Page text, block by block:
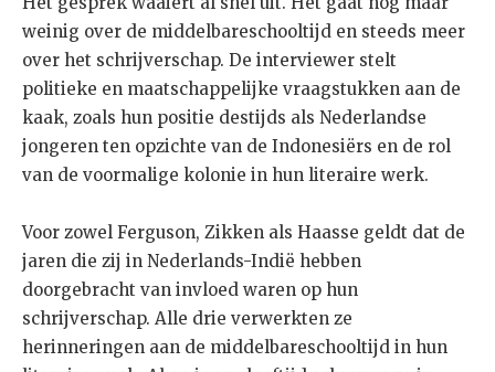
weinig over de middelbareschooltijd en steeds meer
over het schrijverschap. De interviewer stelt
politieke en maatschappelijke vraagstukken aan de
kaak, zoals hun positie destijds als Nederlandse
jongeren ten opzichte van de Indonesiërs en de rol
van de voormalige kolonie in hun literaire werk.
Voor zowel Ferguson, Zikken als Haasse geldt dat de
jaren die zij in Nederlands-Indië hebben
doorgebracht van invloed waren op hun
schrijverschap. Alle drie verwerkten ze
herinneringen aan de middelbareschooltijd in hun